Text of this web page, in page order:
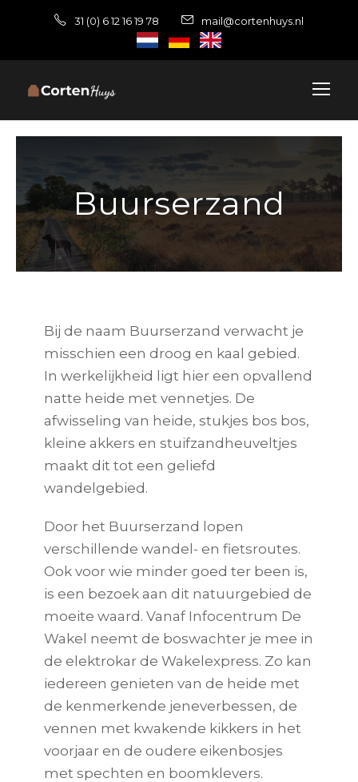
31 (0) 6 12 16 19 78 mail@cortenhuys.nl
Buurserzand
Bij de naam Buurserzand verwacht je
misschien een droog en kaal gebied.
In werkelijkheid ligt hier een opvallend
natte heide met vennetjes. De
afwisseling van heide, stukjes bos bos,
kleine akkers en stuifzandheuveltjes
maakt dit tot een geliefd
wandelgebied.
Door het Buurserzand lopen
verschillende wandel- en fietsroutes.
Ook voor wie minder goed ter been is,
is een bezoek aan dit natuurgebied de
moeite waard. Vanaf Infocentrum De
Wakel neemt de boswachter je mee in
de elektrokar de Wakelexpress. Zo kan
iedereen genieten van de heide met
de kenmerkende jeneverbessen, de
vennen met kwakende kikkers in het
voorjaar en de oudere eikenbosjes
met spechten en boomklevers.